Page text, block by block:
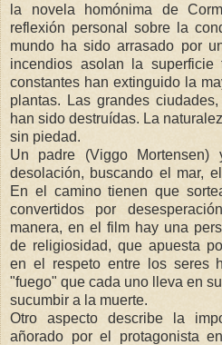
la novela homónima de
reflexión personal sobre la
mundo ha sido arrasado por
incendios asolan la
constantes han extinguido la
plantas. Las grandes
han sido destruídas. La
sin piedad.
Un padre (Viggo
desolación, buscando el mar,
En el camino tienen que
convertidos por
manera, en el film hay una
de religiosidad, que apuesta
en el respeto entre los seres
"fuego" que cada uno lleva en
sucumbir a la muerte.
Otro aspecto describe la
añorado por el protagonista